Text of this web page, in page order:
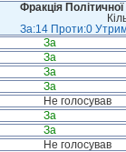
Фракція
За:14 Проти:0
За
За
За
За
Не голосував
За
За
Не голосував